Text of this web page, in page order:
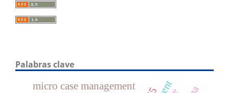
Palabras clave
micro case management